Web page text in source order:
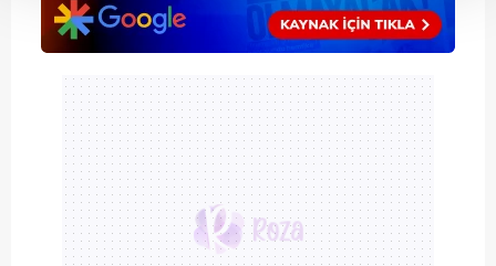
Her halükârda, kullanıcılar, bu çerezlere izin vermedikleri
takdirde, kullanıcılara hedefli reklamlar
Sizlere daha iyi bir hizmet sunabilmek için İnternet
Sitemizde kendimize ve üçüncü kişilere ait çerezler
kullanılmaktadır. Bu çerezler vasıtasıyla çeşitli kişisel
verileriniz işlenmekte olup gerekli olan çerezler bilgi
toplumu hizmetlerinin sunulması amacıyla
kullanılmaktadır. Diğer çerezler, sitemizin daha işlevsel